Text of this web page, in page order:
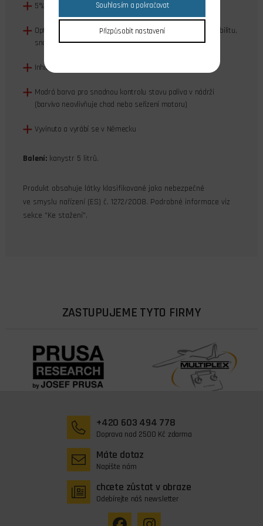
5% nitromethanu pro spolehlivý chod
Optimalizovaná kombinace aditiv pro vysokou teplotní stabilitu,
snadné startování a vysoké maximální otáčky
Inhibitor koroze pro vysokou životnost motoru
Modrá barva pro snadnou kontrolu stavu paliva v nádrži
(barvivo neovlivňuje chod nebo seřízení motoru)
Vyvinuto a vyrábí se v Německu
Balení:kanystr 5 litrů.
Produkt obsahuje látky klasifikované jako nebezpečné
ve smyslu nařízení (ES) č. 1272/2008. Podrobné informace viz
sekce "Ke stažení".
ZASTUPUJEME TYTO FIRMY
+420 603 494 778
Doprava nad 2500 Kč zdarma
Máte dotaz
Napište nám
chcete zůstat v obraze
Odebírejte náš newsletter
Souhlasím a pokračovat
Přizpůsobit nastavení